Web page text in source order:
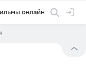
онлайн